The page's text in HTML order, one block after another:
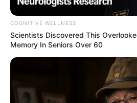
Keluarga
Ayah: –
Ibu: –
COGNITIVE WELLNESS
Scientists Discovered This
Memory In Seniors Over 60